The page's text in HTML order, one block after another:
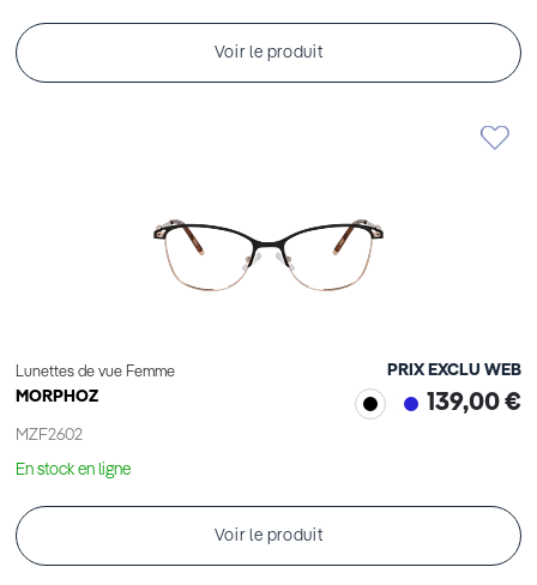
Voir le produit
Lunettes de vue Femme
MORPHOZ
MZF2602
PRIX EXCLU WEB
139,00 €
En stock en ligne
Voir le produit